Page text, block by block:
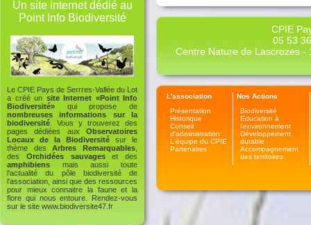
Un site internet dédié au
Point Info Biodiversité
Le CPIE Pays de Serrres-Vallée du Lot
a créé un site Internet «Point Info
Biodiversité» qui propose de
nombreuses informations sur la
biodiversité . Vous y trouverez des
pages dédiées aux Observatoires
Locaux de la Biodiversité sur le
thème desArbres Remarquables
des Orchidées sauvageset des
amphibiens mais aussi toute
l'actualité du pôle biodiversité de
l'association, ainsi que des ressources
pour mieux connaitre la faune et la
flore qui nous entoure. Rendez-vous
sur le site www.biodiversite47.fr
CPIE
05 53
Centre Nature de Lascrozes -
L'association
Présentation
Historique
Conseil
d'administration
L'équipe du CPIE
Partenaires
Nos Actions
Biodiversité
Education à
l'environnement
Développement
durable
Accompagnement
des territoires